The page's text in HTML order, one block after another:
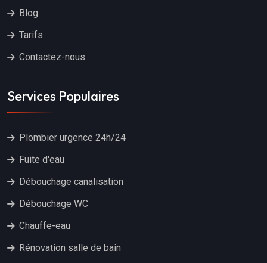
Blog
Tarifs
Contactez-nous
Services Populaires
Plombier urgence 24h/24
Fuite d'eau
Débouchage canalisation
Débouchage WC
Chauffe-eau
Rénovation salle de bain